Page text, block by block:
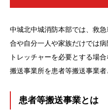
中城北中城消防本部では、救
合や自分一人や家族だけでは
トレッチャーを必要とする場
搬送事業所を患者等搬送事業者
患者等搬送事業とは